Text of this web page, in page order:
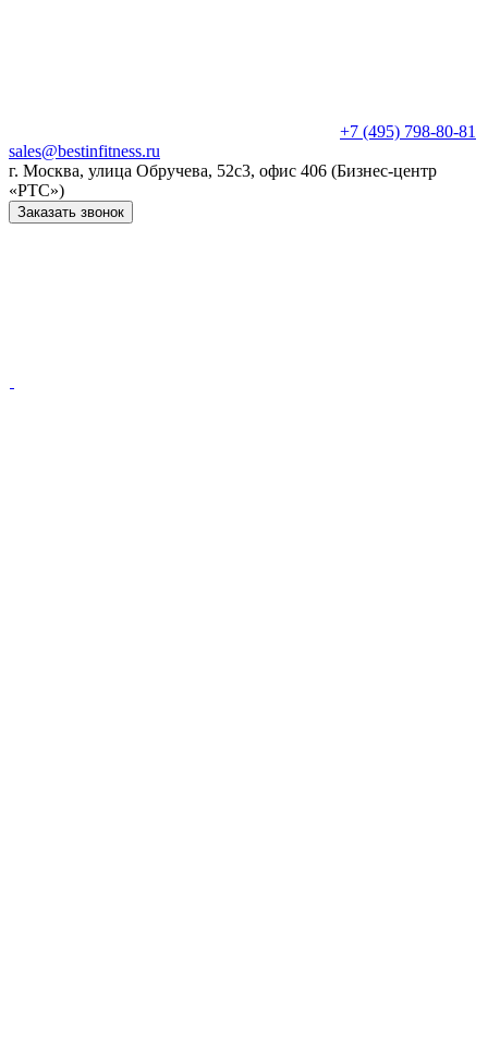
+7 (495) 798-80-81
sales@bestinfitness.ru
г. Москва, улица Обручева, 52с3, офис 406 (Бизнес-центр
«РТС»)
Заказать звонок